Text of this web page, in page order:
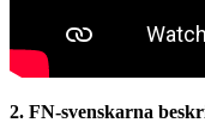
2. FN-svenskarna